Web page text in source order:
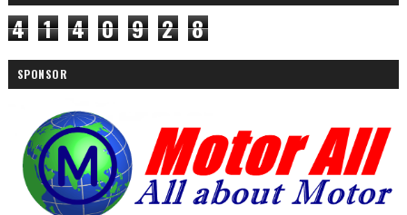
4 1 4 0 9 2 8
SPONSOR